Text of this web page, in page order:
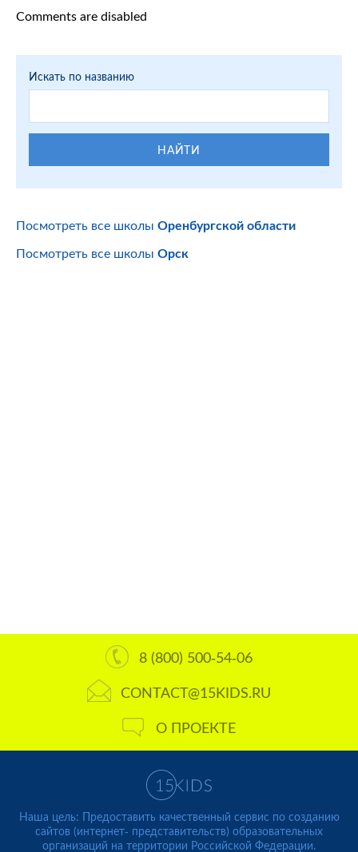
Comments are disabled
Искать по названию
НАЙТИ
Посмотреть все школы Оренбургской области
Посмотреть все школы Орск
8 (800) 500-54-06
CONTACT@15KIDS.RU
О ПРОЕКТЕ
Наша цель: Предоставить качественный сервис по созданию
сайтов (интернет- представительств) образовательных
организаций на территории Российской Федерации.